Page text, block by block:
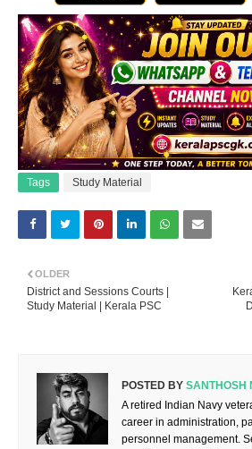
Tags Study Material
OLDER
District and Sessions Courts |
Study Material | Kerala PSC
POSTED BY SANTHOSH
A retired Indian Navy
career in administration,
personnel management.